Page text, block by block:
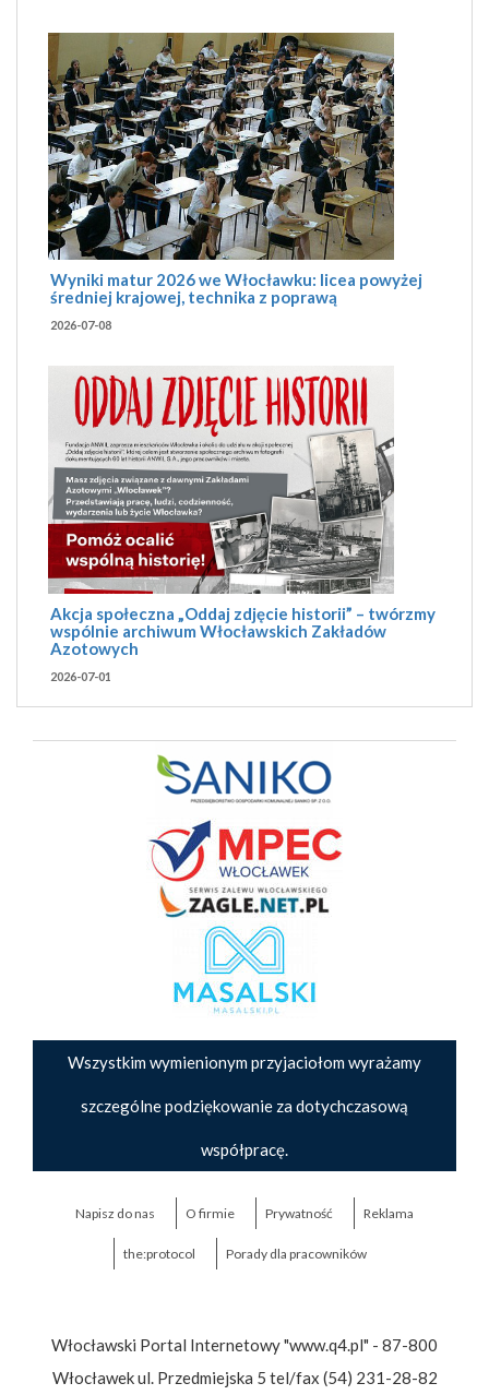
Wyniki matur 2026 we Włocławku: licea powyżej
średniej krajowej, technika z poprawą
2026-07-08
Akcja społeczna „Oddaj zdjęcie historii” – twórzmy
wspólnie archiwum Włocławskich Zakładów
Azotowych
2026-07-01
Wszystkim wymienionym przyjaciołom wyrażamy
szczególne podziękowanie za dotychczasową
współpracę.
Napisz do nas O firmie Prywatność Reklama
the:protocol Porady dla pracowników
Włocławski Portal Internetowy "www.q4.pl" - 87-800
Włocławek ul. Przedmiejska 5 tel/fax (54) 231-28-82